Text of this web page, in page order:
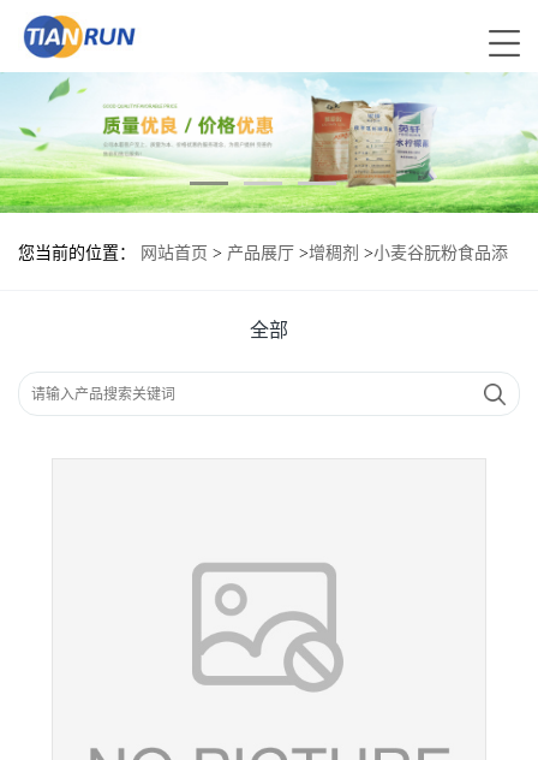
您当前的位置： 网站首页 > 产品展厅 >增稠剂 >小麦谷朊粉食品添
全部